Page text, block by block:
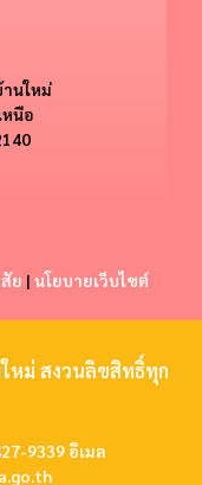
นใหม่
หนือ
ย | นโยบายเว็บไซต์
หม่ สงวนลิขสิทธิ์ทุก
9339 อีเมล